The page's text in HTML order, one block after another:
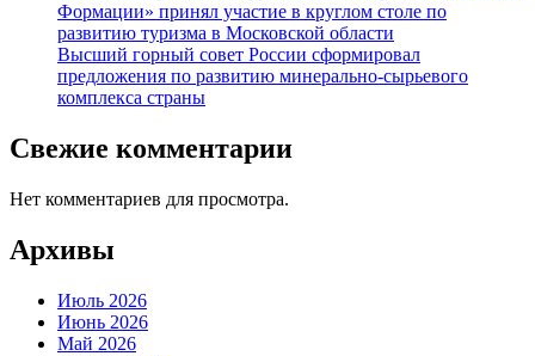
Формации» принял участие в круглом столе по
развитию туризма в Московской области
Высший горный совет России сформировал
предложения по развитию минерально-сырьевого
комплекса страны
Свежие комментарии
Нет комментариев для просмотра.
Архивы
Июль 2026
Июнь 2026
Май 2026